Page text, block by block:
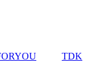
TDK